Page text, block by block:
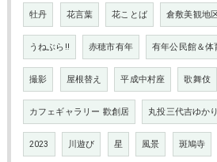
牡丹 花言葉 花ことば 倉敷美観地
うねぶら‼ 赤穂市有年 有年公民館＆体
撮影 屋根替え 平成中村座 歌舞伎
カフェギャラリー 歡創居 丸投三代吉ゆか
2023 川遊び 星 風景 斑鳩寺